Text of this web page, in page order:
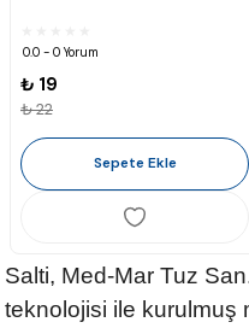
0.0 - 0 Yorum
₺ 19
₺ 22
Sepete Ekle
Salti, Med-Mar Tuz
teknolojisi ile kurulmuş